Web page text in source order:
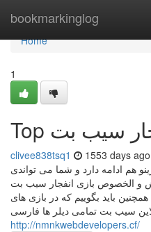
bookmarkinglog
Home
Home
1
clivee838tsq1 1553 days ago
هم ادامه دارد و شما می تواندی
و الخصوص بازی انفجار سیب بت
باید بگوییم که در بازی های
سیب بت تمامی دیلر ها فارسی
http://nmnkwebdevelopers.cf/